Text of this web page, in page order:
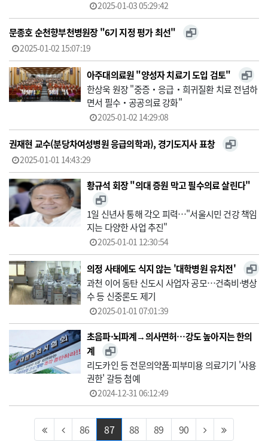
2025-01-03 05:29:42
문종호 순천향부천병원장 "6기 지정 평가 최선"
2025-01-02 15:07:19
아주대의료원 "양성자 치료기 도입 검토"
한상욱 원장 "중증‧응급‧희귀질환 치료 전념하
면서 필수‧공공의료 강화"
2025-01-02 14:29:08
권재현 교수(분당차여성병원 응급의학과), 경기도지사 표창
2025-01-01 14:43:29
황규석 회장 "의대 증원 막고 필수의료 살린다"
1일 신년사 통해 각오 피력…"서울시민 건강 책임
지는 다양한 사업 추진"
2025-01-01 12:30:54
의정 사태에도 식지 않는 '대학병원 유치전'
과천 이어 동탄 신도시 사업자 공모…건축비·병상
수 등 신중론도 제기
2025-01-01 07:01:39
초음파·뇌파계→의사면허…강도 높아지는 한의
계
리도카인 등 전문의약품·피부미용 의료기기 '사용
권한' 갈등 첨예
2024-12-31 06:12:49
86 87 88 89 90